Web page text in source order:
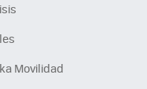
Movilidad